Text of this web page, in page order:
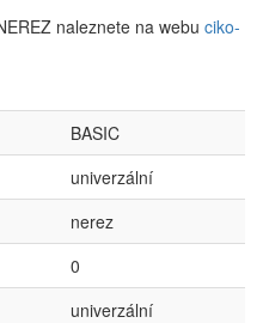
naleznete na webu ciko-
BASIC
univerzální
nerez
0
univerzální